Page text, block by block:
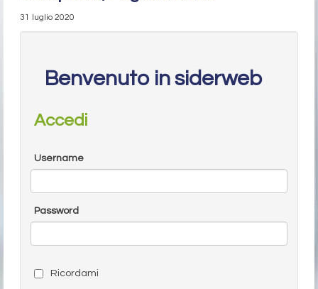
31 luglio 2020
Benvenuto in siderweb
Accedi
Username
Password
Ricordami